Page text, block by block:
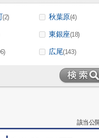
(2) 秋葉原(4)
東銀座(18)
広尾(143)
該当公